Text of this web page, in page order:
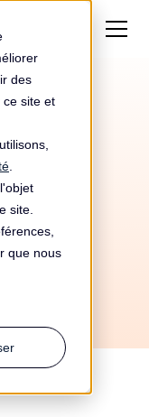
des
ce site et
site.
que nous
UE